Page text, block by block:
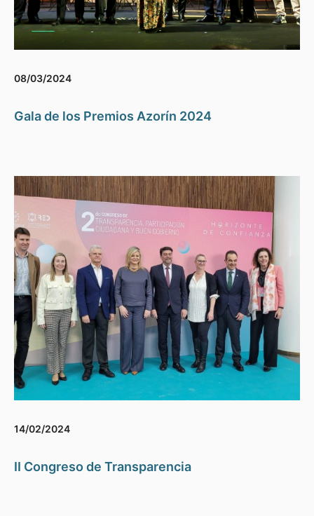
08/03/2024
Gala de los Premios Azorín 2024
14/02/2024
II Congreso de Transparencia